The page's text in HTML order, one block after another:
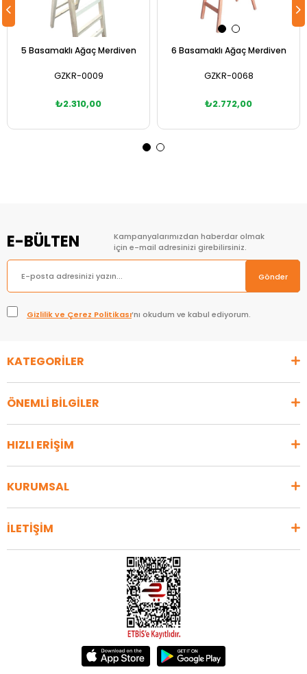
5 Basamaklı Ağaç Merdiven
GZKR-0009
₺2.310,00
6 Basamaklı Ağaç Merdiven
GZKR-0068
₺2.772,00
E-BÜLTEN
Kampanyalarımızdan haberdar olmak
için e-mail adresinizi girebilirsiniz.
Gönder
Gizlilik ve Çerez Politikası’nı okudum ve kabul ediyorum.
KATEGORİLER
ÖNEMLİ BİLGİLER
HIZLI ERİŞİM
KURUMSAL
İLETİŞİM